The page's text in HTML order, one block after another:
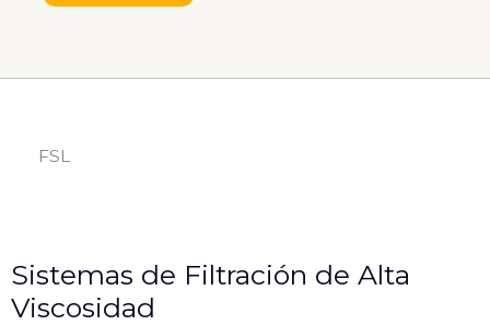
FSL
Sistemas de Filtración de Alta
Viscosidad